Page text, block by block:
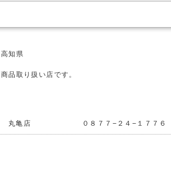
高知県
品取り扱い店です。
丸亀店 ０８７７−２４−１７７６